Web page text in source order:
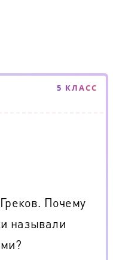
5 КЛАСС
Почему
называли